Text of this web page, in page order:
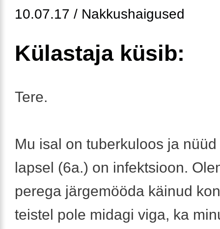
10.07.17 / Nakkushaigused
Külastaja küsib:
Tere.
Mu isal on tuberkuloos ja
lapsel (6a.) on infektsioon.
perega järgemööda käinud
teistel pole midagi viga, ka